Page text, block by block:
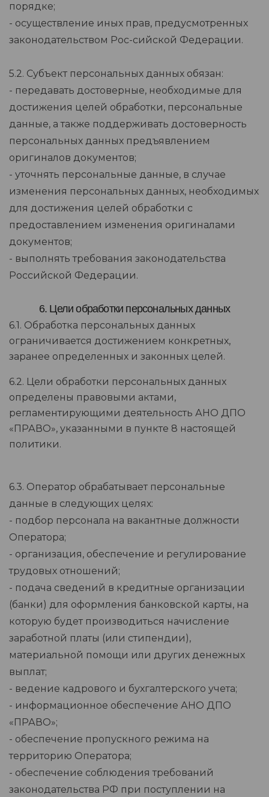
порядке;
- осуществление иных прав, предусмотренных
законодательством Рос-сийской Федерации.
5.2. Субъект персональных данных обязан:
- передавать достоверные, необходимые для
достижения целей обработки, персональные
данные, а также поддерживать достоверность
персональных данных предъявлением
оригиналов документов;
- уточнять персональные данные, в случае
изменения персональных данных, необходимых
для достижения целей обработки с
предоставлением изменения оригиналами
документов;
- выполнять требования законодательства
Российской Федерации.
6. Цели обработки персональных данных
6.1. Обработка персональных данных
ограничивается достижением конкретных,
заранее определенных и законных целей.
6.2. Цели обработки персональных данных
определены правовыми актами,
регламентирующими деятельность АНО ДПО
«ПРАВО», указанными в пункте 8 настоящей
политики.
6.3. Оператор обрабатывает персональные
данные в следующих целях:
- подбор персонала на вакантные должности
Оператора;
- организация, обеспечение и регулирование
трудовых отношений;
- подача сведений в кредитные организации
(банки) для оформления банковской карты, на
которую будет производиться начисление
заработной платы (или стипендии),
материальной помощи или других денежных
выплат;
- ведение кадрового и бухгалтерского учета;
- информационное обеспечение АНО ДПО
«ПРАВО»;
- обеспечение пропускного режима на
территорию Оператора;
- обеспечение соблюдения требований
законодательства РФ при поступлении на